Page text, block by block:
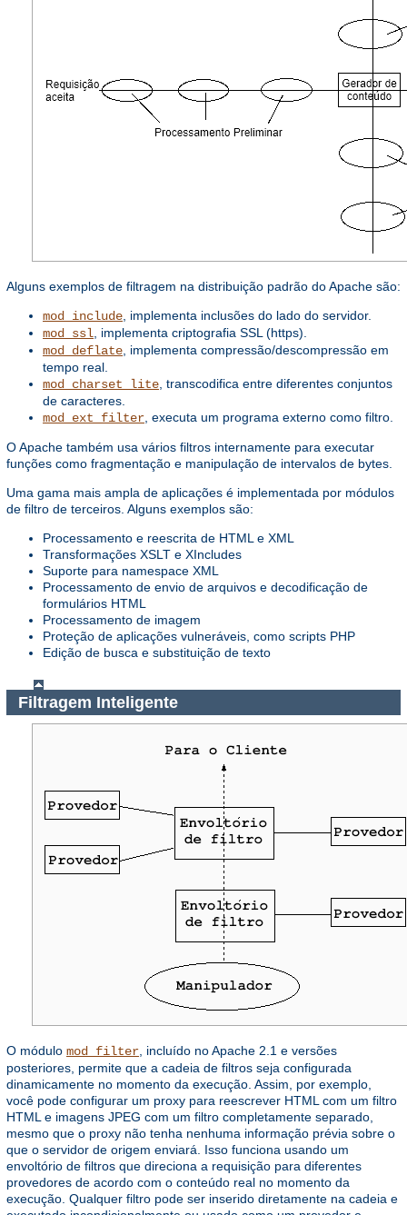
Alguns exemplos de filtragem na distribuição padrão do Apache são:
mod_include , implementa inclusões do lado do servidor.
mod_ssl , implementa criptografia SSL (https).
mod_deflate , implementa compressão/descompressão em
tempo real.
mod_charset_lite , transcodifica entre diferentes conjuntos
de caracteres.
mod_ext_filter , executa um programa externo como filtro.
O Apache também usa vários filtros internamente para executar
funções como fragmentação e manipulação de intervalos de bytes.
Uma gama mais ampla de aplicações é implementada por módulos
de filtro de terceiros. Alguns exemplos são:
Processamento e reescrita de HTML e XML
Transformações XSLT e XIncludes
Suporte para namespace XML
Processamento de envio de arquivos e decodificação de
formulários HTML
Processamento de imagem
Proteção de aplicações vulneráveis, como scripts PHP
Edição de busca e substituição de texto
Filtragem Inteligente
O módulo mod_filter, incluído no Apache 2.1 e versões
posteriores, permite que a cadeia de filtros seja configurada
dinamicamente no momento da execução. Assim, por exemplo,
você pode configurar um proxy para reescrever HTML com um filtro
HTML e imagens JPEG com um filtro completamente separado,
mesmo que o proxy não tenha nenhuma informação prévia sobre o
que o servidor de origem enviará. Isso funciona usando um
envoltório de filtros que direciona a requisição para diferentes
provedores de acordo com o conteúdo real no momento da
execução. Qualquer filtro pode ser inserido diretamente na cadeia e